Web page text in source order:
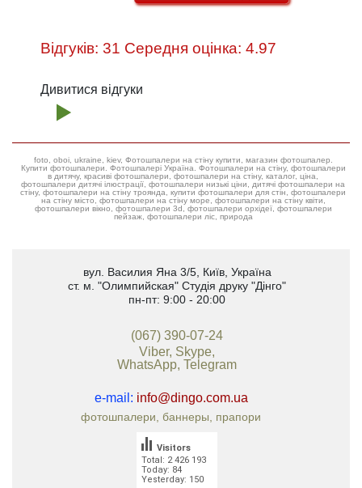
Відгуків: 31 Середня оцінка: 4.97
Дивитися відгуки
foto, oboi, ukraine, kiev, Фотошпалери на стіну купити, магазин фотошпалер.
Купити фотошпалери. Фотошпалері Україна. Фотошпалери на стіну, фотошпалери
в дитячу, красиві фотошпалери, фотошпалери на стіну, каталог, ціна,
фотошпалери дитячі ілюстрації, фотошпалери низькі ціни, дитячі фотошпалери на
стіну, фотошпалери на стіну троянда, купити фотошпалери для стін, фотошпалери
на стіну місто, фотошпалери на стіну море, фотошпалери на стіну квіти,
фотошпалери вікно, фотошпалери 3d, фотошпалери орхідеї, фотошпалери
пейзаж, фотошпалери ліс, природа
вул. Василия Яна 3/5, Київ, Україна
ст. м. "Олимпийская" Студія друку "Дінго"
пн-пт: 9:00 - 20:00
(067) 390-07-24
Viber, Skype,
WhatsApp, Telegram
e-mail: info@dingo.com.ua
фотошпалери, баннеры, прапори
Total: 2 426 193
Today: 84
Yesterday: 150
Visitors